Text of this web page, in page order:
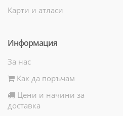
Карти и атласи
Информация
За нас
Как да поръчам
Цени и начини за
доставка